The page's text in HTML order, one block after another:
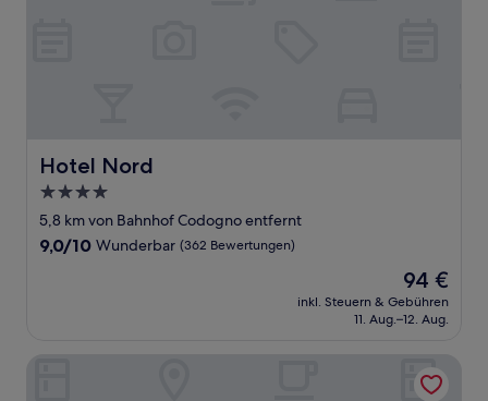
Hotel Nord
Hotel Nord
4.0-
Sterne-
Unterkunft
5,8 km von Bahnhof Codogno entfernt
9.0
9,0/10 Wunderbar (362 Bewertungen)
Der
Preis
beträgt
94 €
inkl. Steuern & Gebühren
11. Aug.–12. Aug.